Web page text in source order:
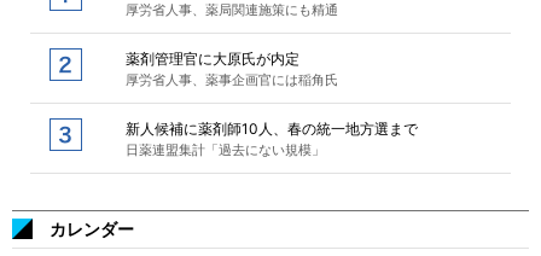
厚労省人事、薬局関連施策にも精通
薬剤管理官に大原氏が内定
厚労省人事、薬事企画官には稲角氏
新人候補に薬剤師10人、春の統一地方選まで
日薬連盟集計「過去にない規模」
カレンダー